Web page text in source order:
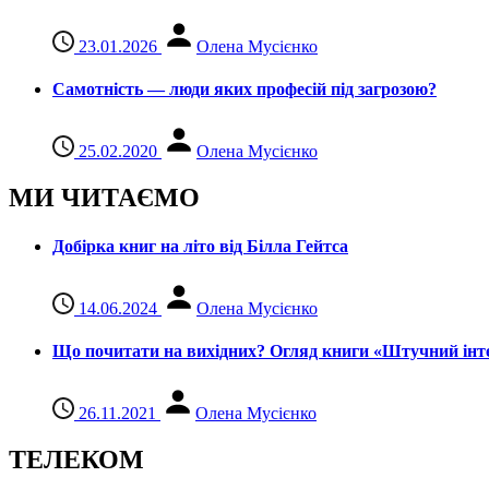
23.01.2026 Олена Мусієнко
Самотність — люди яких професій під загрозою?
25.02.2020 Олена Мусієнко
МИ ЧИТАЄМО
Добірка книг на літо від Білла Гейтса
14.06.2024 Олена Мусієнко
Що почитати на вихідних? Огляд книги «Штучний
26.11.2021 Олена Мусієнко
ТЕЛЕКОМ